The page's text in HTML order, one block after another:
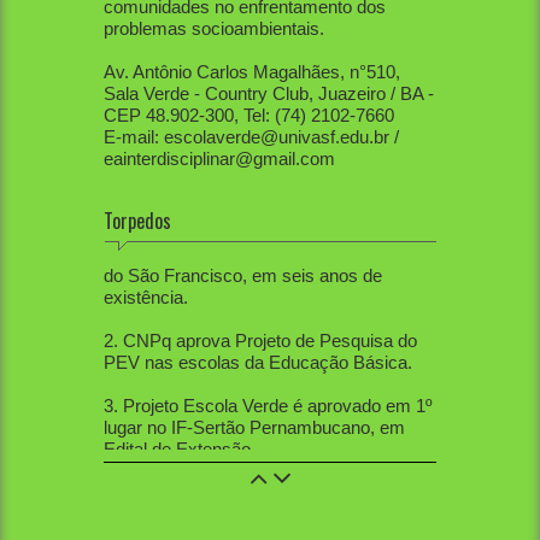
comunidades no enfrentamento dos
problemas socioambientais.
Av. Antônio Carlos Magalhães, n°510,
Sala Verde - Country Club, Juazeiro / BA -
CEP 48.902-300, Tel: (74) 2102-7660
E-mail: escolaverde@univasf.edu.br /
eainterdisciplinar@gmail.com
Torpedos
1. PEV já mobilizou diretamente mais de
80 mil pessoas, apenas na região do Vale
existência.
PEV nas escolas da Educação Básica.
lugar no IF-Sertão Pernambucano, em
Edital de Extensão.
4. PEV aprovou 12 trabalhos na Mostra